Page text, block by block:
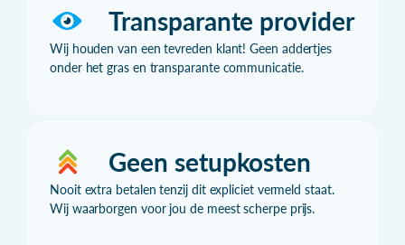
Transparante provider
Wij houden van een tevreden klant! Geen addertjes
onder het gras en transparante communicatie.
Geen setupkosten
Nooit extra betalen tenzij dit expliciet vermeld staat.
Wij waarborgen voor jou de meest scherpe prijs.